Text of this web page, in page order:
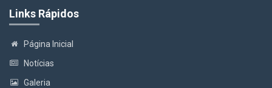
Links Rápidos
Página Inicial
Notícias
Galeria